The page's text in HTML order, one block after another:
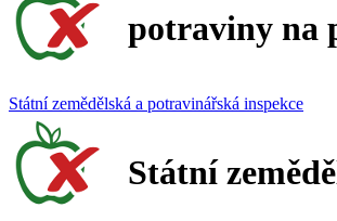
potraviny na
Státní zemědělská a potravinářská inspekce
Státní